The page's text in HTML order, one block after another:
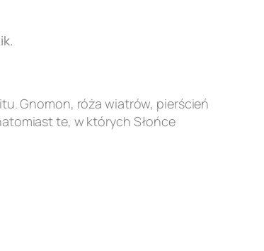
Gnomon, róża wiatrów, pierścień
te, w których Słońce